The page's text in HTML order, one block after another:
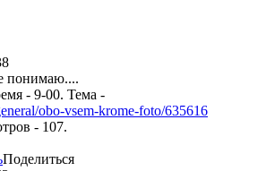
понимаю....
- 9-00. Тема -
obo-vsem-krome-foto/635616
- 107.
Поделиться